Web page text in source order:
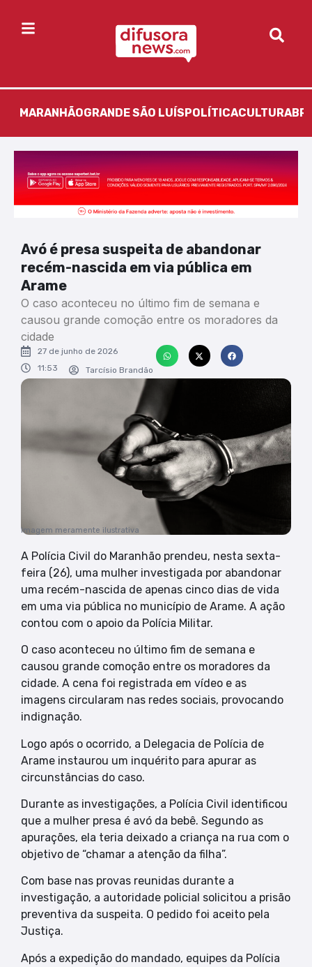
MARANHÃOGRANDE SÃO LUÍS POLÍTICACULTURA
Avó é presa suspeita de abandonar
recém-nascida em via pública em
Arame
O caso aconteceu no último fim de semana e
causou grande comoção entre os moradores da
cidade
27 de junho de 2026
11:53
Tarcísio Brandão
Imagem meramente ilustrativa
A Polícia Civil do Maranhão prendeu, nesta sexta-
feira (26), uma mulher investigada por abandonar
uma recém-nascida de apenas cinco dias de vida
em uma via pública no município de Arame. A ação
contou com o apoio da Polícia Militar.
O caso aconteceu no último fim de semana e
causou grande comoção entre os moradores da
cidade. A cena foi registrada em vídeo e as
imagens circularam nas redes sociais, provocando
indignação.
Logo após o ocorrido, a Delegacia de Polícia de
Arame instaurou um inquérito para apurar as
circunstâncias do caso.
Durante as investigações, a Polícia Civil identificou
que a mulher presa é avó da bebê. Segundo as
apurações, ela teria deixado a criança na rua com o
objetivo de “chamar a atenção da filha”.
Com base nas provas reunidas durante a
investigação, a autoridade policial solicitou a prisão
preventiva da suspeita. O pedido foi aceito pela
Justiça.
Após a expedição do mandado, equipes da Polícia